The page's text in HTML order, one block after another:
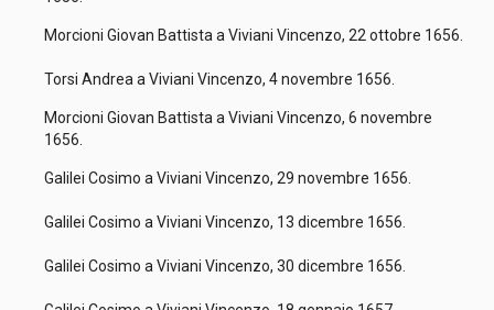
Morcioni Giovan Battista a Viviani Vincenzo, 22 ottobre 1656.
Torsi Andrea a Viviani Vincenzo, 4 novembre 1656.
Morcioni Giovan Battista a Viviani Vincenzo, 6 novembre
1656.
Galilei Cosimo a Viviani Vincenzo, 29 novembre 1656.
Galilei Cosimo a Viviani Vincenzo, 13 dicembre 1656.
Galilei Cosimo a Viviani Vincenzo, 30 dicembre 1656.